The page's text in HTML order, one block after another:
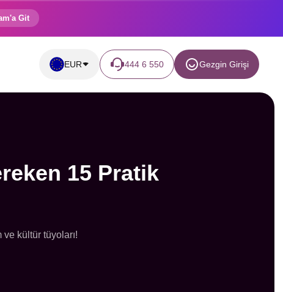
Git
EUR 444 6 550 Gezgin Girişi
15 Pratik
kültür tüyoları!